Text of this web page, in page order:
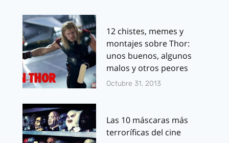
12 chistes, memes y
montajes sobre Thor:
unos buenos, algunos
malos y otros peores
Octubre 31, 2013
Las 10 máscaras más
terroríficas del cine